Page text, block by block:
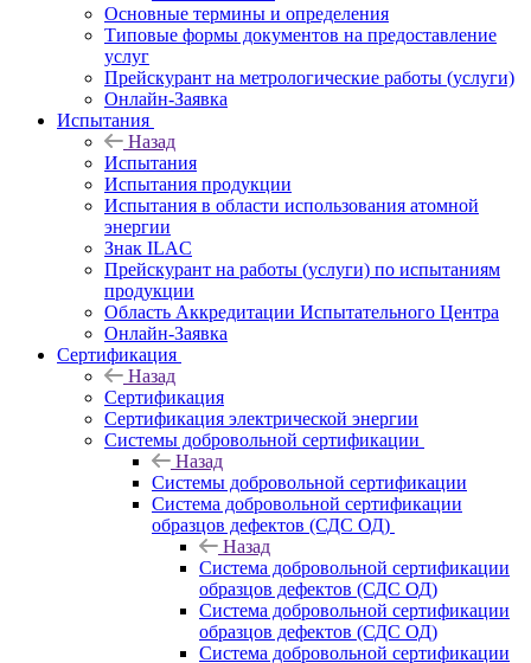
Основные термины и определения
Типовые формы документов на предоставление
услуг
Прейскурант на метрологические работы (услуги)
Онлайн-Заявка
Испытания
Назад
Испытания
Испытания продукции
Испытания в области использования атомной
энергии
Знак ILAC
Прейскурант на работы (услуги) по испытаниям
продукции
Область Аккредитации Испытательного Центра
Онлайн-Заявка
Сертификация
Назад
Сертификация
Сертификация электрической энергии
Системы добровольной сертификации
Назад
Системы добровольной сертификации
Система добровольной сертификации
образцов дефектов (СДС ОД)
Назад
Система добровольной сертификации
образцов дефектов (СДС ОД)
Система добровольной сертификации
образцов дефектов (СДС ОД)
Система добровольной сертификации